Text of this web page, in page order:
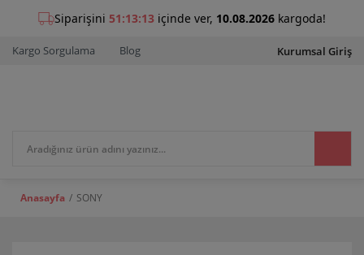
Kargo Sorgulama Blog Kurumsal Giriş
Anasayfa SONY